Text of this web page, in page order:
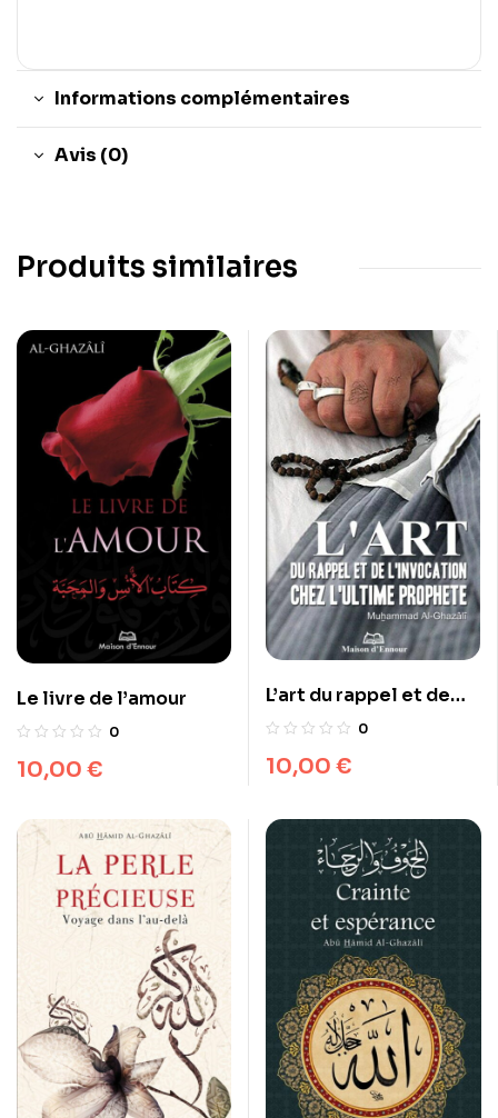
Informations complémentaires
Avis (0)
Produits similaires
Le livre de l’amour
0
10,00 €
L’art du rappel et de
l’invocation chez
0
10,00 €